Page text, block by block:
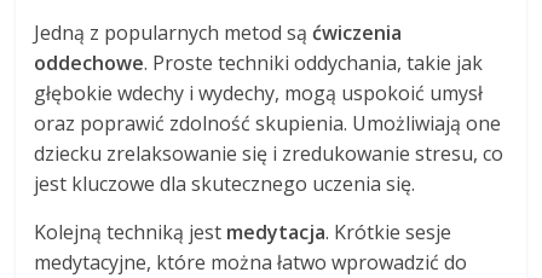
Jedną z popularnych metod sąćwiczenia
oddechowe. Proste techniki oddychania, takie jak
głębokie wdechy i wydechy, mogą uspokoić umysł
oraz poprawić zdolność skupienia. Umożliwiają one
dziecku zrelaksowanie się i zredukowanie stresu, co
jest kluczowe dla skutecznego uczenia się.
Kolejną techniką jest medytacja. Krótkie sesje
medytacyjne, które można łatwo wprowadzić do